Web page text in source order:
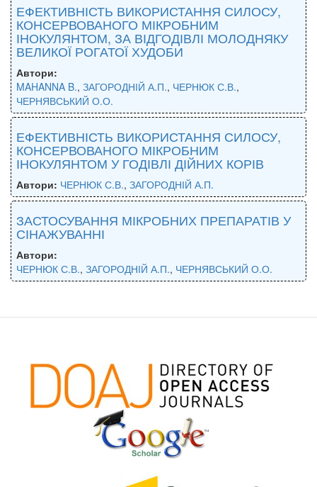
ЕФЕКТИВНІСТЬ ВИКОРИСТАННЯ СИЛОСУ,
КОНСЕРВОВАНОГО МІКРОБНИМ
ІНОКУЛЯНТОМ, ЗА ВІДГОДІВЛІ МОЛОДНЯКУ
ВЕЛИКОЇ РОГАТОЇ ХУДОБИ
Автори:
MAHANNA B., ЗАГОРОДНІЙ А.П., ЧЕРНЮК С.В.,
ЧЕРНЯВСЬКИЙ О.О.
ЕФЕКТИВНІСТЬ ВИКОРИСТАННЯ СИЛОСУ,
КОНСЕРВОВАНОГО МІКРОБНИМ
ІНОКУЛЯНТОМ У ГОДІВЛІ ДІЙНИХ КОРІВ
Автори: ЧЕРНЮК С.В., ЗАГОРОДНІЙ А.П.
ЗАСТОСУВАННЯ МІКРОБНИХ ПРЕПАРАТІВ У
СІНАЖУВАННІ
Автори:
ЧЕРНЮК С.В., ЗАГОРОДНІЙ А.П., ЧЕРНЯВСЬКИЙ О.О.